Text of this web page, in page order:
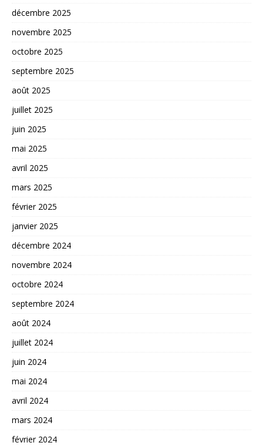
décembre 2025
novembre 2025
octobre 2025
septembre 2025
août 2025
juillet 2025
juin 2025
mai 2025
avril 2025
mars 2025
février 2025
janvier 2025
décembre 2024
novembre 2024
octobre 2024
septembre 2024
août 2024
juillet 2024
juin 2024
mai 2024
avril 2024
mars 2024
février 2024